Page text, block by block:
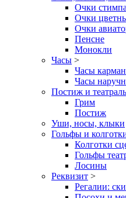
Очки
Очки
Очки
Пенсне
Монокли
Часы >
Часы
Часы
Постиж и
Грим
Постиж
Уши, носы, клыки
Гольфы и
Колготки
Гольфы
Лосины
Реквизит >
Регалии: